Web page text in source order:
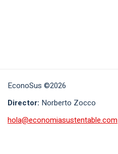
EconoSus ©2026
Director: Norberto Zocco
hola@economiasustentable.com